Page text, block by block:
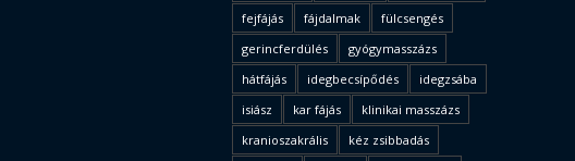
fejfájás
fájdalmak
fülcsengés
gerincferdülés
gyógymasszázs
hátfájás
idegbecsípődés
idegzsába
isiász
kar fájás
klinikai masszázs
kranioszakrális
kéz zsibbadás